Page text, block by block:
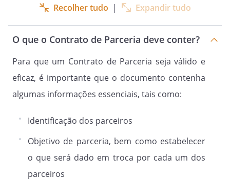
execução, quer por si, quer por sua
Cláusula 9.
Pelo fiel cumprimento do presente
Contrato, obrigam-se as Partes e seus
Cláusula 10.
A Lei Geral de Proteção de Dados
Recolher tudo | Expandir tudo
O que o Contrato de Parceria deve conter?
Para que um Contrato de Parceria seja válido e
eficaz, é importante que o documento contenha
algumas informações essenciais, tais como:
Identificação dos parceiros
Objetivo de parceria, bem como estabelecer
o que será dado em troca por cada um dos
parceiros